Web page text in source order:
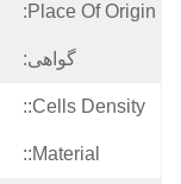
Place Of Origin:
گواهی:
Cells Density::
Material::